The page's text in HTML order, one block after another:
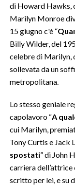
INSULARITÀ
INFO AZIENDE
ABBONATI
NECROLOGI
PUBBLICITÀ
SPIAGGE
STORE
di Howard Hawks,
Marilyn Monroe
15 giugno c'è “
Billy Wilder, del
celebre di Marilyn,
sollevata da un
metropolitana.
Lo stesso geniale
capolavoro “A
cui Marilyn,
Tony Curtis e Jack
spostati” di John
carriera
scritto per lei, e su